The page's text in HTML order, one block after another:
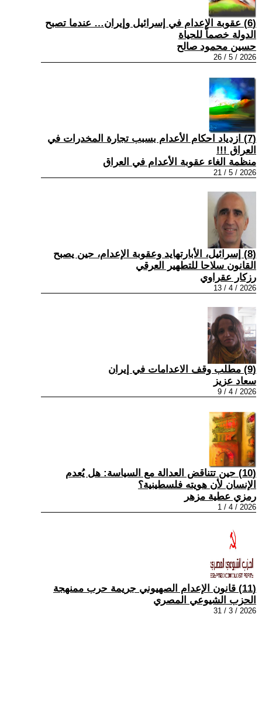
(6) عقوبة الإعدام في إسرائيل وإيران… عندما تصبح
الدولة خصماً للحياة
حسين محمود صالح
2026 / 5 / 26
(7) ازدياد احكام الأعدام بسبب تجارة المخدرات في
العراق !!!
منظمة الغاء عقوبة الأعدام في العراق
2026 / 5 / 21
(8) إسرائيل، الأبارتهايد وعقوبة الإعدام، حين يصبح
القانون سلاحا للتطهير العرقي
رزكار عقراوي
2026 / 4 / 13
(9) مطلب وقف الاعدامات في إيران
سعاد عزيز
2026 / 4 / 9
(10) حين تتناقض العدالة مع السياسة: هل يُعدم
الإنسان لأن هويته فلسطينية؟
رمزي عطية مزهر
2026 / 4 / 1
(11) قانون الإعدام الصهيوني جريمة حرب ممنهجة
الحزب الشيوعي المصري
2026 / 3 / 31